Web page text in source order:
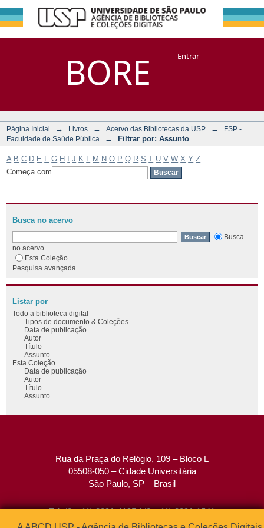
BORE
Filtrar por:
Assunto
DSpace/Manakin + CoriscoEntrar
Página Inicial → Livros → Acervo das Bibliotecas da USP →
FSP -
Faculdade de Saúde Pública
→ Filtrar por: Assunto
A B C D E F G H J K M N O P Q R S T U V W X Y Z
Começa com
Busca no acervo
Busca
no acervo
Esta Coleção
Pesquisa avançada
Listar por
Todo a biblioteca digital
Tipos de documento & Coleções
Data de publicação
Autor
Título
Assunto
Esta Coleção
Data de publicação
Autor
Título
Assunto
Rua da Praça do Relógio, 109 – Bloco L
05508-050 – Cidade Universitária
São Paulo, SP – Brasil
Tel: (0xx11) 3091-4195 / (0xx11) 3091-1541
Fax: (0xx11) 3091-1567